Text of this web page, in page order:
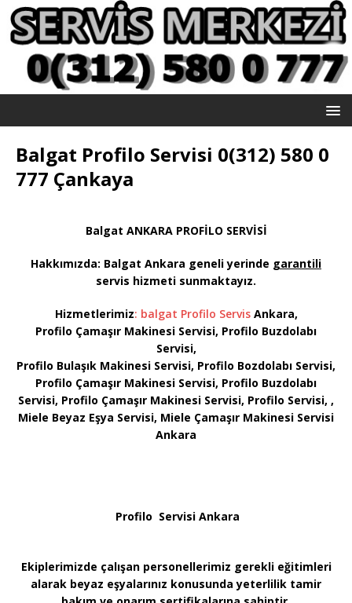
Balgat Profilo Servisi 0(312) 580 0
777 Çankaya
Balgat ANKARA PROFİLO SERVİSİ
Hakkımızda: Balgat Ankara geneli yerinde garantili
servis hizmeti sunmaktayız.
Hizmetlerimiz: balgat Profilo ServisAnkara,
Profilo Çamaşır Makinesi Servisi, Profilo Buzdolabı
Servisi,
Profilo Bulaşık Makinesi Servisi, Profilo Bozdolabı Servisi,
Profilo Çamaşır Makinesi Servisi, Profilo Buzdolabı
Servisi, Profilo Çamaşır Makinesi Servisi, Profilo Servisi, ,
Miele Beyaz Eşya Servisi, Miele Çamaşır Makinesi Servisi
Ankara
Profilo Servisi Ankara
Ekiplerimizde çalışan personellerimiz gerekli eğitimleri
alarak beyaz eşyalarınız konusunda yeterlilik tamir